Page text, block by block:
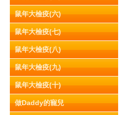
鼠年大檢疫(六)
鼠年大檢疫(七)
鼠年大檢疫(八)
鼠年大檢疫(九)
鼠年大檢疫(十)
做Daddy的寵兒